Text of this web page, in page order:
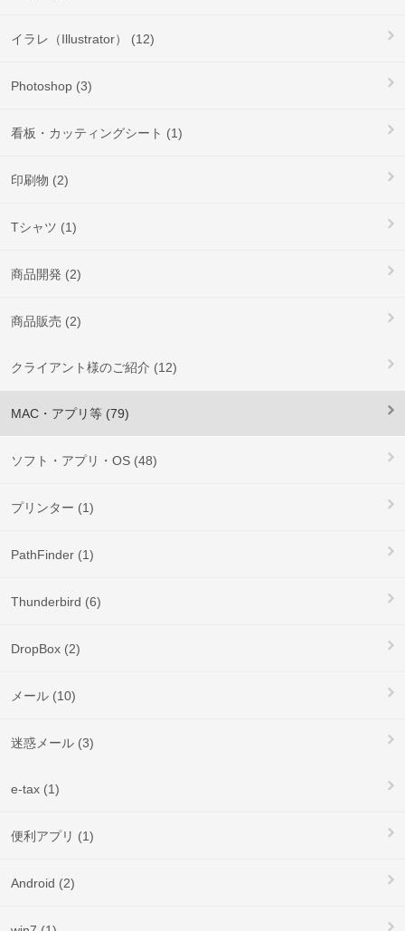
イラレ（Illustrator） (12)
Photoshop (3)
看板・カッティングシート (1)
印刷物 (2)
Tシャツ (1)
商品開発 (2)
商品販売 (2)
クライアント様のご紹介 (12)
MAC・アプリ等 (79)
ソフト・アプリ・OS (48)
プリンター (1)
PathFinder (1)
Thunderbird (6)
DropBox (2)
メール (10)
迷惑メール (3)
e-tax (1)
便利アプリ (1)
Android (2)